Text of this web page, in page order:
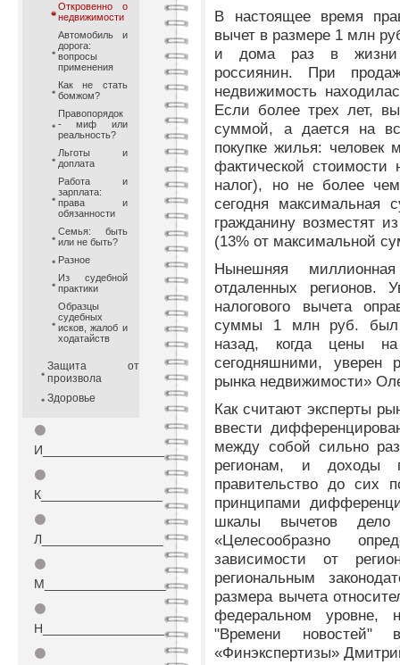
Откровенно о
недвижимости
Автомобиль и
дорога:
вопросы
применения
Как не стать
бомжом?
Правопорядок
- миф или
реальность?
Льготы и
доплата
Работа и
зарплата:
права и
обязанности
Семья: быть
или не быть?
Разное
Из судебной
практики
Образцы
судебных
исков, жалоб и
ходатайств
Защита от
произвола
Здоровье
⚫
И_________________
⚫
К_________________
⚫
Л_________________
⚫
М_________________
⚫
Н_________________
⚫
В настоящее время
вычет в размере 1 млн
и дома раз в жизни
россиянин. При
недвижимость
Если более трех лет,
суммой, а дается на
покупке жилья: человек
фактической
налог), но не более
сегодня максимальная
гражданину возместят
(13% от максимальной
Нынешняя
отдаленных регионов.
налогового вычета
суммы 1 млн руб. был
назад, когда цены
сегодняшними, уверен
рынка недвижимости»
Как считают эксперты
ввести
между собой сильно
регионам, и доходы
правительство до сих
принципами
шкалы вычетов дело
«Целесообразно
зависимости от
региональным
размера вычета
федеральном уровне,
"Времени новостей"
«Финэкспертизы»